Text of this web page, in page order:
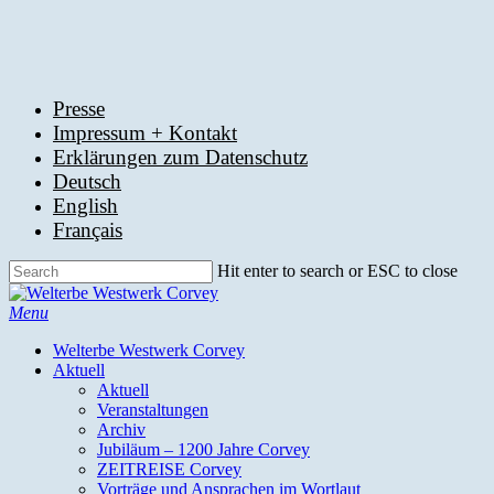
Presse
Impressum + Kontakt
Erklärungen zum Datenschutz
Deutsch
English
Français
Hit enter to search or ESC to close
Close
Search
search
Menu
Welterbe Westwerk Corvey
Aktuell
Aktuell
Veranstaltungen
Archiv
Jubiläum – 1200 Jahre Corvey
ZEITREISE Corvey
Vorträge und Ansprachen im Wortlaut